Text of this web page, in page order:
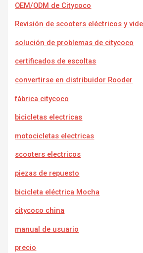
OEM/ODM de Citycoco
Revisión de scooters eléctricos y
solución de problemas de citycoco
certificados de escoltas
convertirse en distribuidor Rooder
fábrica citycoco
bicicletas electricas
motocicletas electricas
scooters electricos
piezas de repuesto
bicicleta eléctrica Mocha
citycoco china
manual de usuario
precio